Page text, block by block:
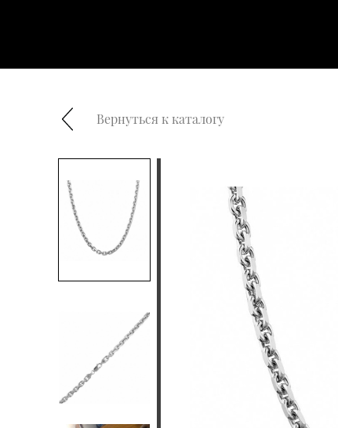
Вернуться к каталогу